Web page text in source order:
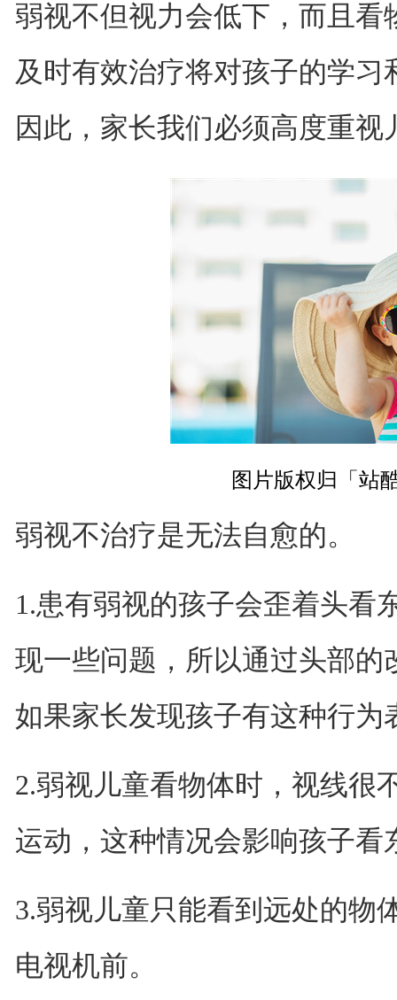
弱视不但视力会低下，而且
及时有效治疗将对孩子的学
因此，家长我们必须高度重视
图片版权归「站
弱视不治疗是无法自愈的。
1.患有弱视的孩子会歪着头看
现一些问题，所以通过头部
如果家长发现孩子有这种行
2.弱视儿童看物体时，视线很
运动，这种情况会影响孩子看
3.弱视儿童只能看到远处的物
电视机前。